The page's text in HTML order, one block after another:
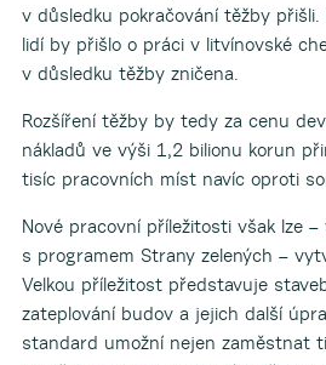
v důsledku pokračování těžby
lidí by přišlo o práci v litvínovské
v důsledku těžby zničena.
Rozšíření těžby by tedy za cenu
nákladů ve výši 1,2 bilionu korun
tisíc pracovních míst navíc oproti
Nové pracovní příležitosti však lze –
s programem Strany zelených –
Velkou příležitost představuje
zateplování budov a jejich další
standard umožní nejen zaměstnat